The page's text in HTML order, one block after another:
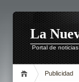
La
Portal de noticias
Publicidad